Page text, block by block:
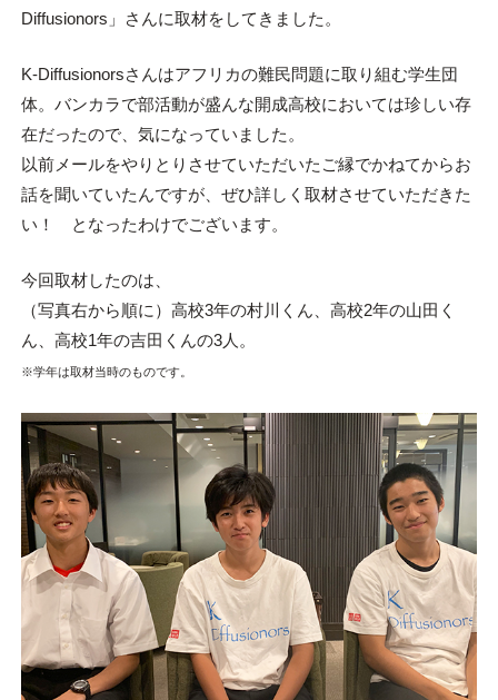
Diffusionors」さんに取材をしてきました。
K-Diffusionorsさんはアフリカの難民問題に取り組む学生団
体。バンカラで部活動が盛んな開成高校においては珍しい存
在だったので、気になっていました。
以前メールをやりとりさせていただいたご縁でかねてからお
話を聞いていたんですが、ぜひ詳しく取材させていただきた
い！ となったわけでございます。
今回取材したのは、
（写真右から順に）高校3年の村川くん、高校2年の山田く
ん、高校1年の吉田くんの3人。
※学年は取材当時のものです。